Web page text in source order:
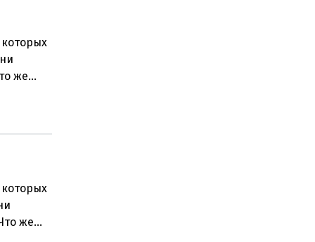
же
же